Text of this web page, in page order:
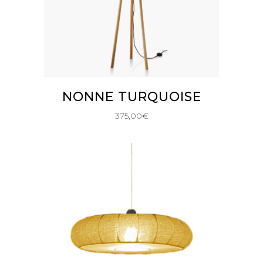
AJOUTER AU PANIER
NONNE TURQUOISE
375,00€